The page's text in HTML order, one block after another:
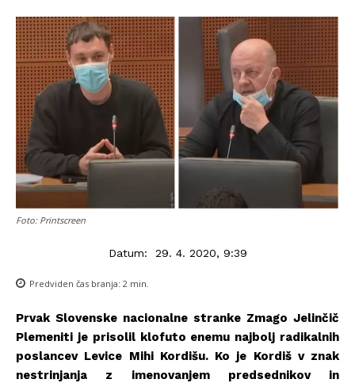
Foto: Printscreen
Datum: 29. 4. 2020, 9:39
Predviden čas branja: 2 min.
Prvak Slovenske nacionalne stranke Zmago Jelinčič
Plemeniti je prisolil klofuto enemu najbolj radikalnih
poslancev Levice Mihi Kordišu. Ko je Kordiš v znak
nestrinjanja z imenovanjem predsednikov in